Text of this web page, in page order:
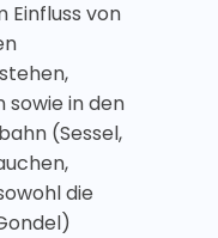
Einfluss von
sowie in den
(Sessel,
die